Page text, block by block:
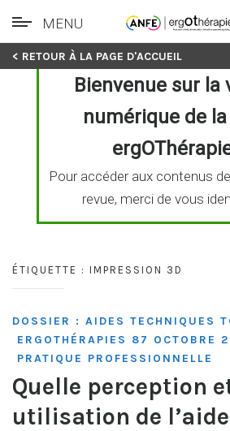
Skip
MENU
< RETOUR À LA PAGE D'ACCUEIL
Bienvenue sur la
numérique de
Pour accéder aux contenus
revue, merci de vous
ÉTIQUETTE : IMPRESSION 3D
DOSSIER : AIDES TECHNIQUES
ERGOTHÉRAPIES 87 OCTOBRE
PRATIQUE PROFESSIONNELLE
Quelle perception
utilisation de